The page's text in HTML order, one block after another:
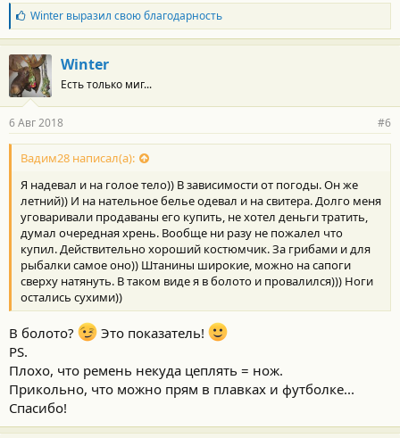
Б
л
а
г
о
д
а
н
о
с
и
:
Winterвыразил свою благодарность
Winter
Есть только миг...
6 Авг 2018 #6
Вадим28 написал(а):
Я надевал и на голое тело)) В зависимости от погоды. Он же
летний)) И на нательное белье одевал и на свитера. Долго меня
уговаривали продаваны его купить, не хотел деньги тратить,
думал очередная хрень. Вообще ни разу не пожалел что
купил. Действительно хороший костюмчик. За грибами и для
рыбалки самое оно)) Штанины широкие, можно на сапоги
сверху натянуть. В таком виде я в болото и провалился))) Ноги
остались сухими))
В болото?
Это показатель!
PS.
Плохо, что ремень некуда цеплять = нож.
Прикольно, что можно прям в плавках и футболке...
Спасибо!